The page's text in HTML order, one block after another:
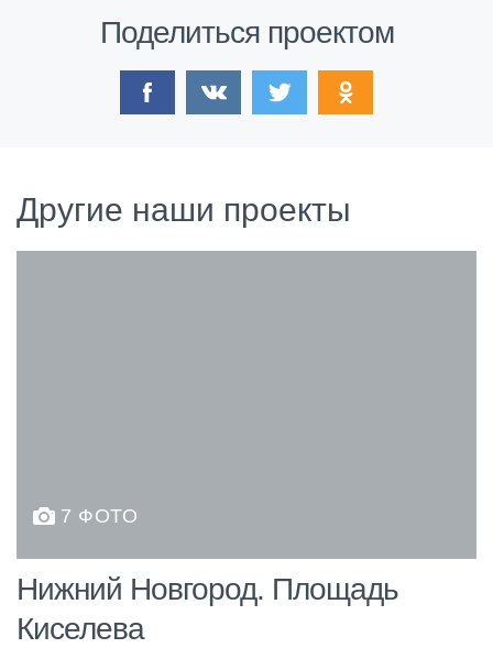
Поделиться проектом
Другие наши проекты
7 ФОТО
Нижний Новгород. Площадь
Киселева